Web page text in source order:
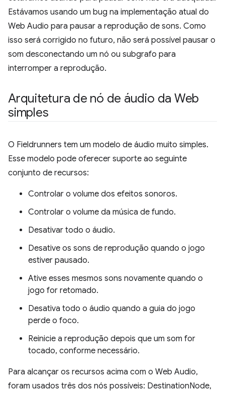
Estávamos usando um bug na implementação atual do
Web Audio para pausar a reprodução de sons. Como
isso será corrigido no futuro, não será possível pausar o
som desconectando um nó ou subgrafo para
interromper a reprodução.
Arquitetura de nó de áudio da Web
simples
O Fieldrunners tem um modelo de áudio muito simples.
Esse modelo pode oferecer suporte ao seguinte
conjunto de recursos:
Controlar o volume dos efeitos sonoros.
Controlar o volume da música de fundo.
Desativar todo o áudio.
Desative os sons de reprodução quando o jogo
estiver pausado.
Ative esses mesmos sons novamente quando o
jogo for retomado.
Desativa todo o áudio quando a guia do jogo
perde o foco.
Reinicie a reprodução depois que um som for
tocado, conforme necessário.
Para alcançar os recursos acima com o Web Audio,
foram usados três dos nós possíveis: DestinationNode,